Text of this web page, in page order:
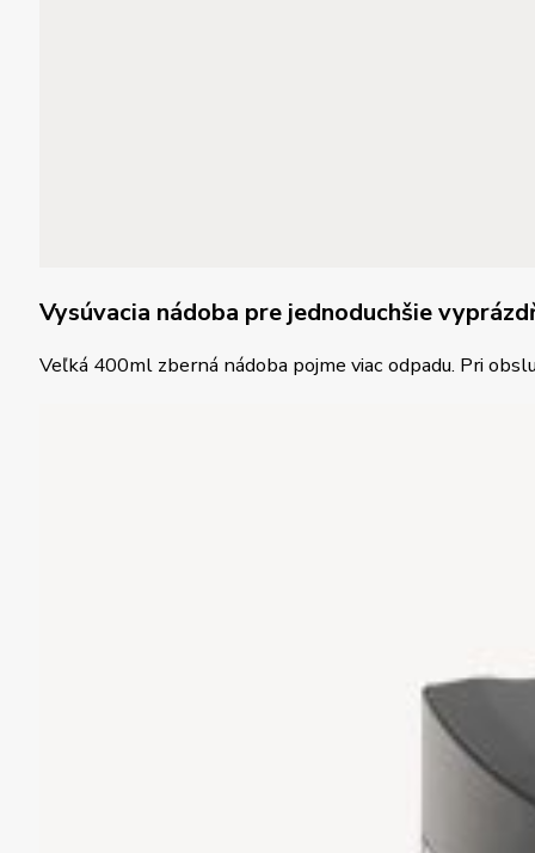
Vysúvacia nádoba pre jednoduchšie
Veľká 400ml zberná nádoba pojme viac odpadu. Pri